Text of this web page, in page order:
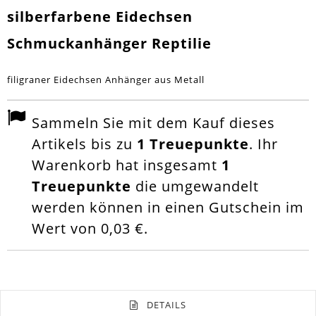
silberfarbene Eidechsen
Schmuckanhänger Reptilie
filigraner Eidechsen Anhänger aus Metall
Sammeln Sie mit dem Kauf dieses
Artikels bis zu 1 Treuepunkte. Ihr
Warenkorb hat insgesamt 1
Treuepunkte die umgewandelt
werden können in einen Gutschein im
Wert von 0,03 €.
DETAILS